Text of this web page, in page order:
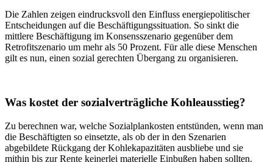
Die Zahlen zeigen eindrucksvoll den Einfluss energiepolitischer
Entscheidungen auf die Beschäftigungssituation. So sinkt die
mittlere Beschäftigung im Konsensszenario gegenüber dem
Retrofitszenario um mehr als 50 Prozent. Für alle diese Menschen
gilt es nun, einen sozial gerechten Übergang zu organisieren.
Was kostet der sozialverträgliche Kohleausstieg?
Zu berechnen war, welche Sozialplankosten entstünden, wenn man
die Beschäftigten so einsetzte, als ob der in den Szenarien
abgebildete Rückgang der Kohlekapazitäten ausbliebe und sie
mithin bis zur Rente keinerlei materielle Einbußen haben sollten.